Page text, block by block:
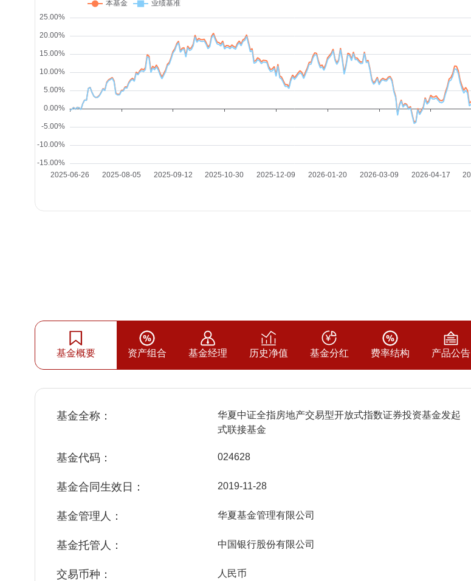
基金概要 资产组合 基金经理 历史净值 基金分红 费率结构 产品公告
基金全称：
华夏中证全指房地产交易型开放式指数证券投资基金发起
式联接基金
基金代码： 024628
基金合同生效日： 2019-11-28
基金管理人： 华夏基金管理有限公司
基金托管人： 中国银行股份有限公司
交易币种： 人民币